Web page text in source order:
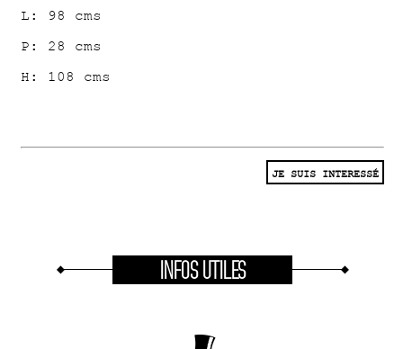
L: 98 cms
P: 28 cms
H: 108 cms
JE SUIS INTERESSÉ
INFOS UTILES